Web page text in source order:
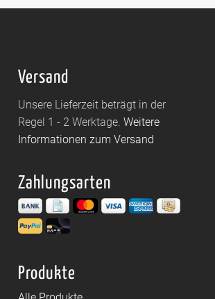
Versand
Unsere Lieferzeit beträgt in der
Regel 1 - 2 Werktage. Weitere
Informationen zum Versand
Zahlungsarten
Produkte